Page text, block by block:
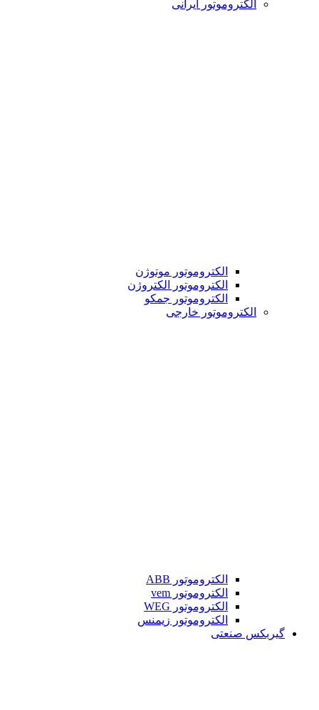
الکتروموتور ایرانی
الکتروموتور موتوژن
الکتروموتور الکتروژن
الکتروموتور جمکو
الکتروموتور خارجی
الکتروموتور ABB
الکتروموتور vem
الکتروموتور WEG
الکتروموتور زیمنس
گیربکس صنعتی